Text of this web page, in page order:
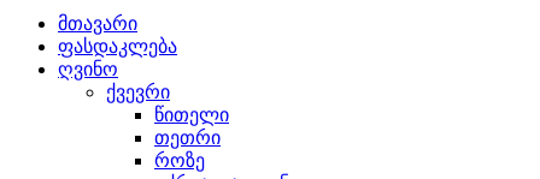
მთავარი
ფასდაკლება
ღვინო
ქვევრი
წითელი
თეთრი
როზე